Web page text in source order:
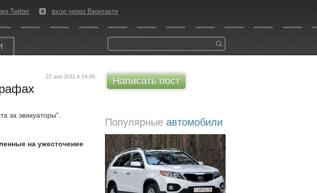
Twitter вход через Вконтакте
Написать пост
Популярные автомобили
22 апр 2011 в 14:49
за эвакуаторы".
на ужесточение